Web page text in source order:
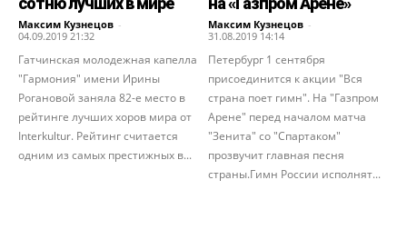
Максим Кузнецов -
04.09.2019 21:32
Гатчинская молодежная капелла
"Гармония" имени Ирины
Рогановой заняла 82-е место в
рейтинге лучших хоров мира от
Interkultur. Рейтинг считается
одним из самых престижных в...
Максим Кузнецов -
31.08.2019 14:14
Петербург 1 сентября
присоединится к акции "Вся
страна поет гимн". На "Газпром
Арене" перед началом матча
"Зенита" со "Спартаком"
прозвучит главная песня
страны.Гимн России исполнят...